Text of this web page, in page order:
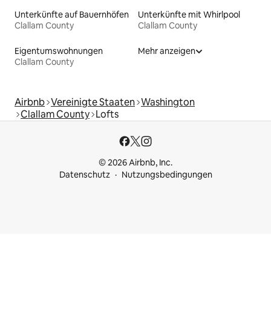
Unterkünfte auf Bauernhöfen
Clallam County
Unterkünfte mit Whirlpool
Clallam County
Eigentumswohnungen
Clallam County
Mehr anzeigen
Airbnb Vereinigte Staaten Washington
Clallam County Lofts
© 2026 Airbnb, Inc.
Datenschutz
Nutzungsbedingungen